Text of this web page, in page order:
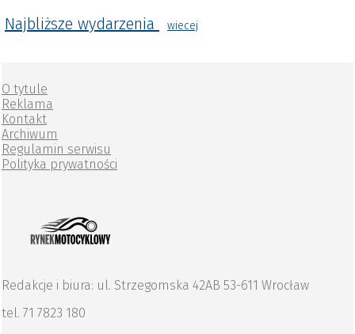
Najbliższe wydarzenia
wiecej
O tytule
Reklama
Kontakt
Archiwum
Regulamin serwisu
Polityka prywatności
Redakcje i biura: ul. Strzegomska 42AB 53-611 Wrocław
tel. 71 7823 180